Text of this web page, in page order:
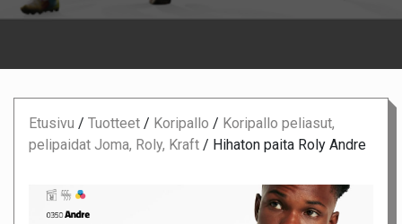
Etusivu / Tuotteet / Koripallo / Koripallo peliasut,
pelipaidat Joma, Roly, Kraft / Hihaton paita Roly Andre